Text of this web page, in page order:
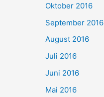
Oktober 2016
September 2016
August 2016
Juli 2016
Juni 2016
Mai 2016